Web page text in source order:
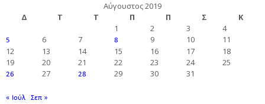
Αύγουστος 2019
Δ
Τ Τ Π Π Σ
Κ
1
2 3 4
5 6 7 8 9 10
11
12
13 14 15 16 17
18
19
20 21 22 23 24 25
26 27 28 29 30 31
« Ιούλ Σεπ »